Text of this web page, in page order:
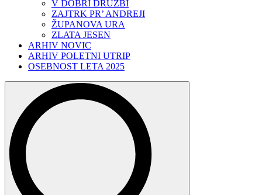
V DOBRI DRUŽBI
ZAJTRK PR’ ANDREJI
ŽUPANOVA URA
ZLATA JESEN
ARHIV NOVIC
ARHIV POLETNI UTRIP
OSEBNOST LETA 2025